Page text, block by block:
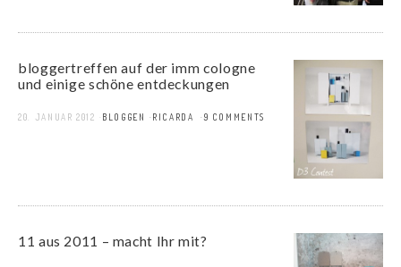
bloggertreffen auf der imm cologne
und einige schöne entdeckungen
20. JANUAR 2012 BLOGGEN RICARDA 9 COMMENTS
11 aus 2011 – macht Ihr mit?